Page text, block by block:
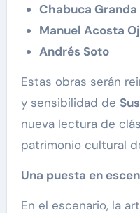
Chabuca Granda
Manuel Acosta
Andrés Soto
Estas obras serán
y sensibilidad de
nueva lectura de
patrimonio cultural
Una puesta en
En el escenario, la